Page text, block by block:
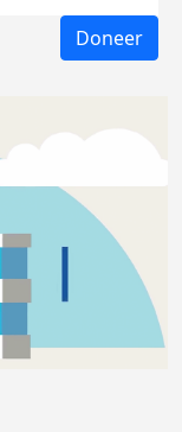
Doneer